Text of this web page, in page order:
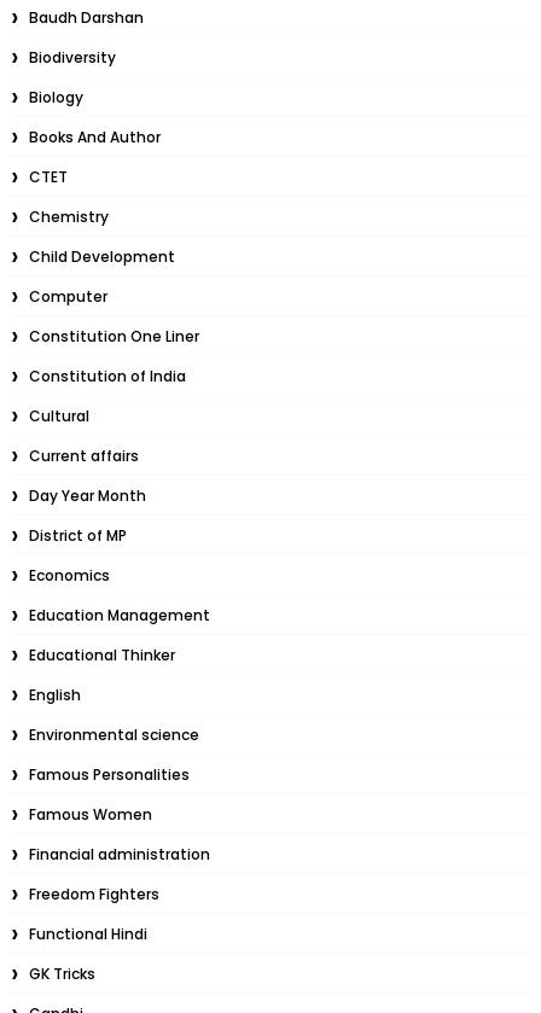
Baudh Darshan
Biodiversity
Biology
Books And Author
CTET
Chemistry
Child Development
Computer
Constitution One Liner
Constitution of India
Cultural
Current affairs
Day Year Month
District of MP
Economics
Education Management
Educational Thinker
English
Environmental science
Famous Personalities
Famous Women
Financial administration
Freedom Fighters
Functional Hindi
GK Tricks